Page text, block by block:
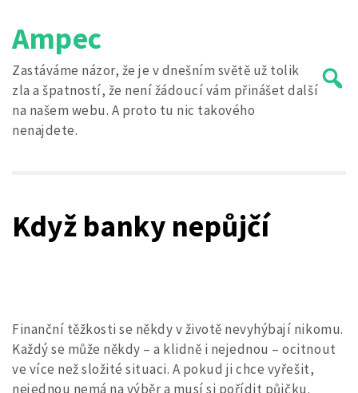
to
content
Ampec
Zastáváme názor, že je v dnešním světě už tolik
zla a špatností, že není žádoucí vám přinášet další
na našem webu. A proto tu nic takového
nenajdete.
Když banky nepůjčí
Finanční těžkosti se někdy v životě nevyhýbají nikomu.
Každý se může někdy – a klidně i nejednou – ocitnout
ve více než složité situaci. A pokud ji chce vyřešit,
nejednou nemá na výběr a musí si pořídit půjčku.